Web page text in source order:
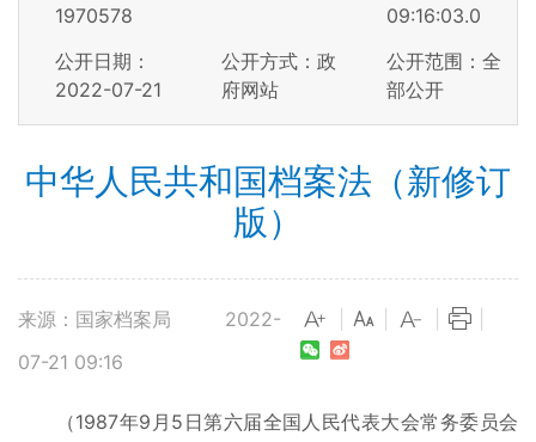
1970578
09:16:03.0
公开日期：
2022-07-21
公开方式：政
府网站
公开范围：全
部公开
中华人民共和国档案法（新修订
版）
来源：国家档案局
2022-
07-21 09:16
（1987年9月5日第六届全国人民代表大会常务委员会